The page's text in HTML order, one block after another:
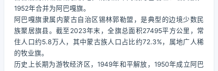
1952年合并为阿巴嘎旗。
阿巴嘎旗隶属内蒙古自治区锡林郭勒盟，是典型的边境少数民
族聚居旗县。截至2023年末，全旗总面积27495平方公里，常
住人口约5.8万人，其中蒙古族人口占比约72.3%，属地广人稀
的牧业旗。
历史上长期为游牧经济区，1949年和平解放，1950年成立阿巴